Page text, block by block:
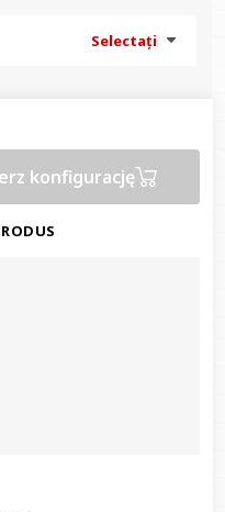
Selectați
konfigurację